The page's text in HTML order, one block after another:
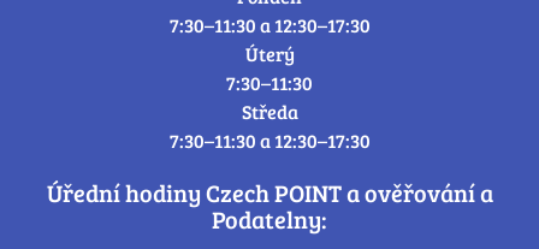
7:30–11:30 a 12:30–17:30
Úterý
7:30–11:30
Středa
7:30–11:30 a 12:30–17:30
Úřední hodiny Czech POINT a ověřování a
Podatelny: